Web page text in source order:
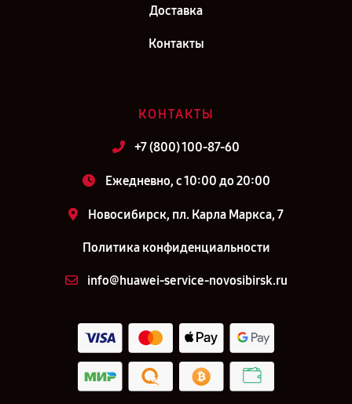
Доставка
Контакты
КОНТАКТЫ
+7 (800) 100-87-60
Ежедневно, с 10:00 до 20:00
Новосибирск, пл. Карла Маркса, 7
Политика конфиденциальности
info@huawei-service-novosibirsk.ru